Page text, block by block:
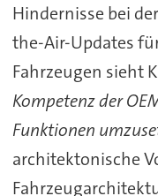
Hindernisse bei
the-Air-Updates
Fahrzeugen sieht
Kompetenz der
Funktionen
architektonische